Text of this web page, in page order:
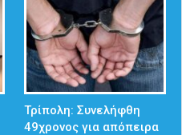
Τρίπολη: Συνελήφθη
49χρονος για απόπειρα